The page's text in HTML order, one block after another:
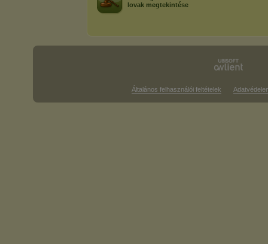
lovak megtekintése
Általános felhasználói feltételek